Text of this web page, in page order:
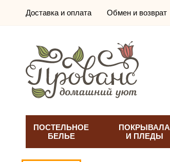
Доставка и оплата Обмен и возврат
ПОСТЕЛЬНОЕ
БЕЛЬЕ
ПОКРЫВАЛА
И ПЛЕДЫ